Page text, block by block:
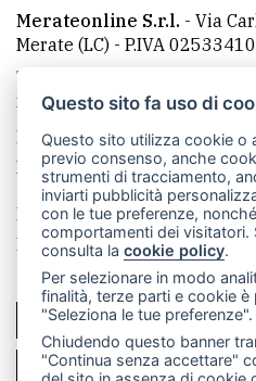
Merateonline S.r.l. - Via
Merate (LC) - P.IVA
Telefono:
mail:
La redazione
CasateOnline
Made by VIP
Privacy policy
Cookie
Rivedi le tue scelte sui
PER LA TUA
Questo sito fa uso di
Questo sito utilizza cookie o
previo consenso, anche
strumenti di tracciamento,
inviarti pubblicità
con le tue preferenze,
comportamenti dei visitatori.
consulta lacookie policy.
Per selezionare in modo
finalità, terze parti e cookie
"Seleziona le tue preferenze".
Chiudendo questo banner
"Continua senza accettare"